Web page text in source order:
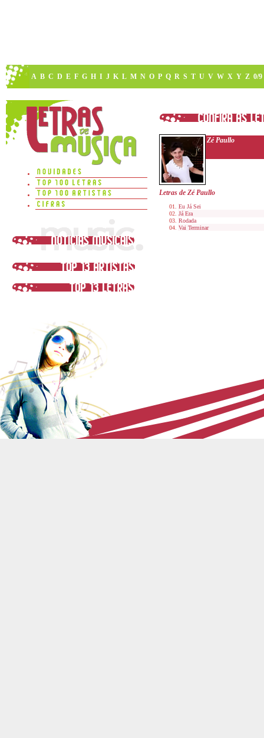
A B C D E F G H I J K L M N O P Q R S T U V W X Y Z 0/9
Zé Paullo
Letras de Zé Paullo
Eu Já Sei
Já Era
Rodada
Vai Terminar